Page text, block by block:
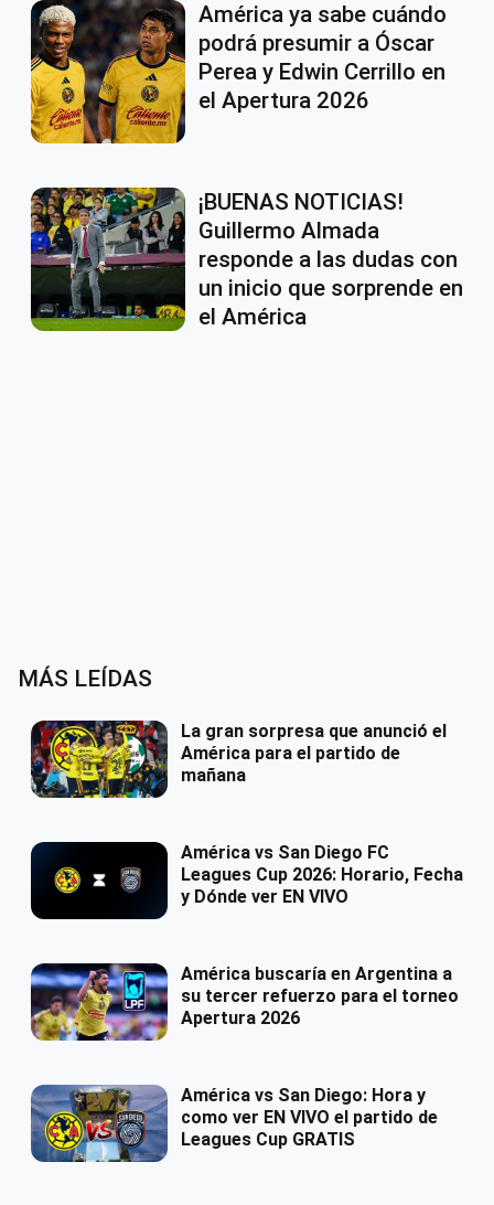
América ya sabe cuándo
podrá presumir a Óscar
Perea y Edwin Cerrillo en
el Apertura 2026
¡BUENAS NOTICIAS!
Guillermo Almada
responde a las dudas con
un inicio que sorprende en
el América
MÁS LEÍDAS
La gran sorpresa que anunció el
América para el partido de
mañana
América vs San Diego FC
Leagues Cup 2026: Horario, Fecha
y Dónde ver EN VIVO
América buscaría en Argentina a
su tercer refuerzo para el torneo
Apertura 2026
América vs San Diego: Hora y
como ver EN VIVO el partido de
Leagues Cup GRATIS